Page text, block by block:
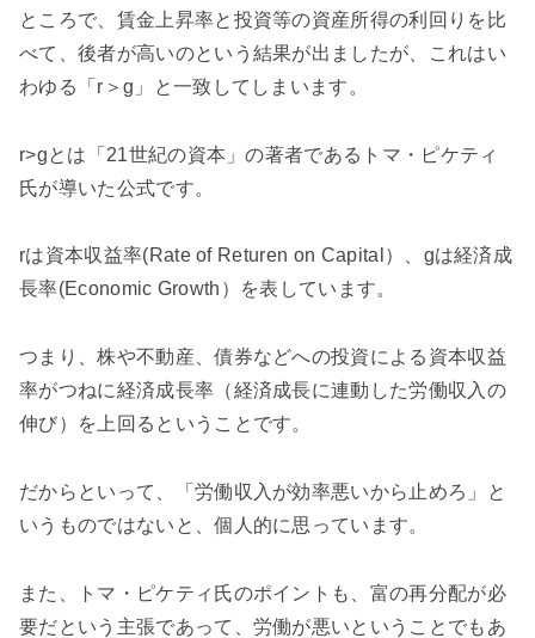
ところで、賃金上昇率と投資等の資産所得の利回りを比
べて、後者が高いのという結果が出ましたが、これはい
わゆる「r＞g」と一致してしまいます。
r>gとは「21世紀の資本」の著者であるトマ・ピケティ
氏が導いた公式です。
rは資本収益率(Rate of Returen on Capital）、gは経済成
長率(Economic Growth）を表しています。
つまり、株や不動産、債券などへの投資による資本収益
率がつねに経済成長率（経済成長に連動した労働収入の
伸び）を上回るということです。
だからといって、「労働収入が効率悪いから止めろ」と
いうものではないと、個人的に思っています。
また、
トマ・ピケティ氏のポイントも、富の再分配が必
要だという主張であって、労働が悪いということでもあ